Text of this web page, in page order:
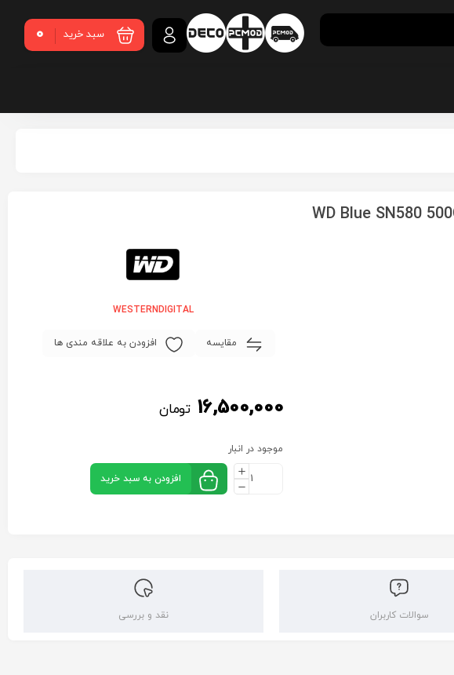
سبد خرید 0
WESTERNDIGITAL
مقایسه افزودن به علاقه مندی ها
16,500,000 تومان
موجود در انبار
افزودن به سبد خرید
سوالات کاربران نقد و بررسی